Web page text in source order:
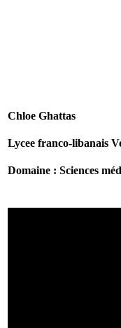
Chloe Ghattas
Lycee franco-libanais
Domaine : Sciences